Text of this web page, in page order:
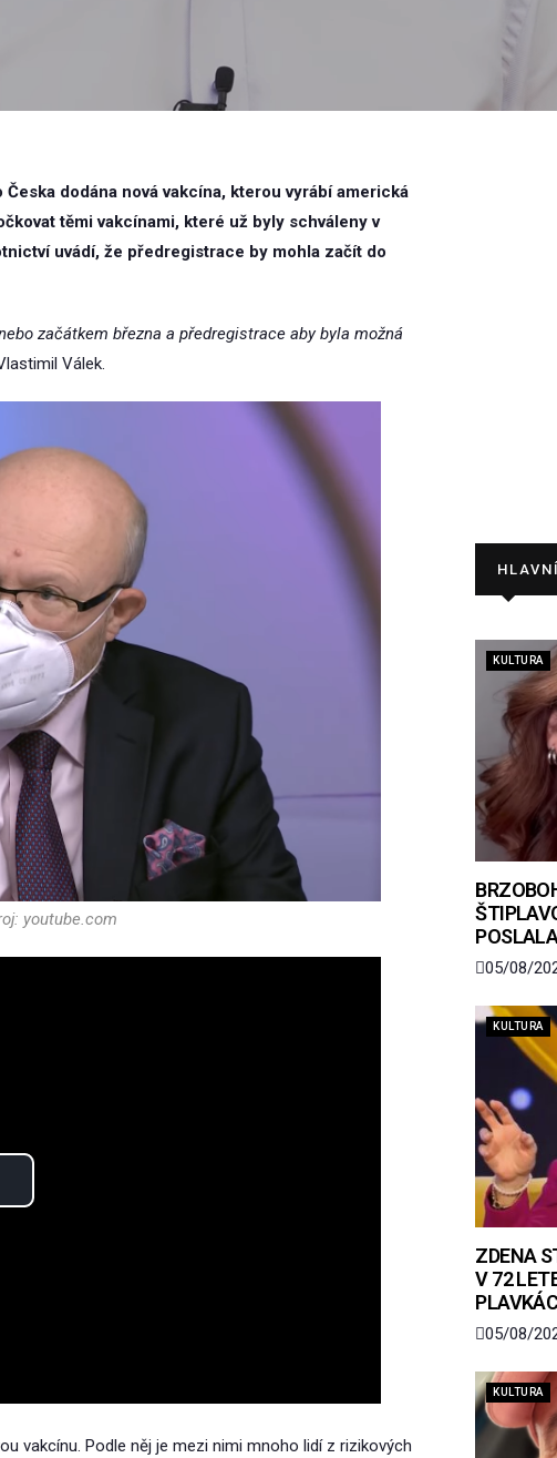
dodána nová vakcína, kterou vyrábí americká
těmi vakcínami, které už byly schváleny v
uvádí, že předregistrace by mohla začít do
začátkem března a předregistrace aby byla možná
Válek.
youtube.com
vakcínu. Podle něj je mezi nimi mnoho lidí z rizikových
KULTURA
05/08/
KULTURA
ZDENA
V 72
05/08/
KULTURA